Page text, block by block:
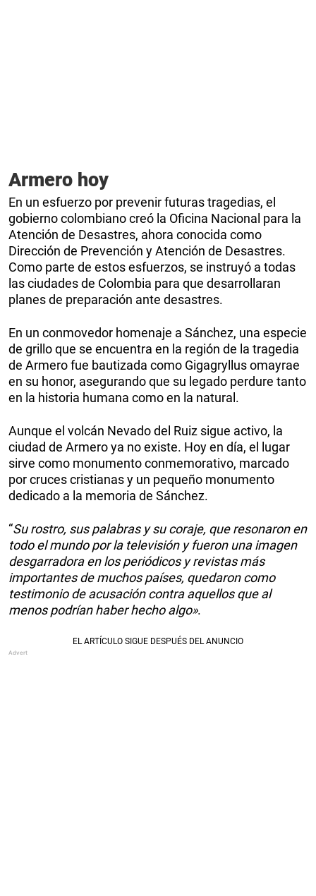
Armero hoy
En un esfuerzo por prevenir futuras tragedias, el
gobierno colombiano creó la Oficina Nacional para la
Atención de Desastres, ahora conocida como
Dirección de Prevención y Atención de Desastres.
Como parte de estos esfuerzos, se instruyó a todas
las ciudades de Colombia para que desarrollaran
planes de preparación ante desastres.
En un conmovedor homenaje a Sánchez, una especie
de grillo que se encuentra en la región de la tragedia
de Armero fue bautizada como Gigagryllus omayrae
en su honor, asegurando que su legado perdure tanto
en la historia humana como en la natural.
Aunque el volcán Nevado del Ruiz sigue activo, la
ciudad de Armero ya no existe. Hoy en día, el lugar
sirve como monumento conmemorativo, marcado
por cruces cristianas y un pequeño monumento
dedicado a la memoria de Sánchez.
“Su rostro, sus palabras y su coraje, que resonaron en
todo el mundo por la televisión y fueron una imagen
desgarradora en los periódicos y revistas más
importantes de muchos países, quedaron como
testimonio de acusación contra aquellos que al
menos podrían haber hecho algo».